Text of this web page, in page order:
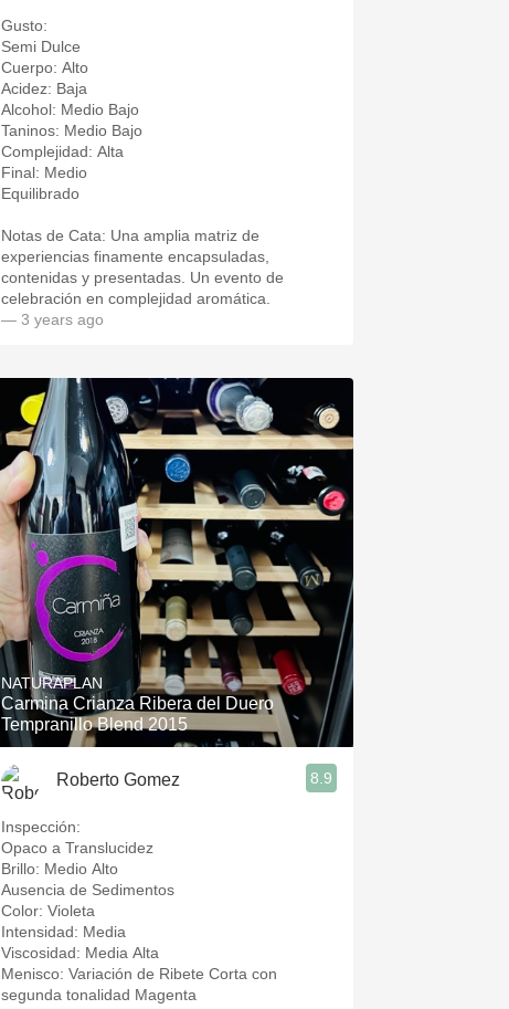
Gusto:
Semi Dulce
Cuerpo: Alto
Acidez: Baja
Alcohol: Medio Bajo
Taninos: Medio Bajo
Complejidad: Alta
Final: Medio
Equilibrado
Notas de Cata: Una amplia matriz de
experiencias finamente encapsuladas,
contenidas y presentadas. Un evento de
celebración en complejidad aromática.
— 3 years ago
NATURAPLAN
Carmina Crianza Ribera del Duero
Tempranillo Blend 2015
Roberto Gomez 8.9
Inspección:
Opaco a Translucidez
Brillo: Medio Alto
Ausencia de Sedimentos
Color: Violeta
Intensidad: Media
Viscosidad: Media Alta
Menisco: Variación de Ribete Corta con
segunda tonalidad Magenta